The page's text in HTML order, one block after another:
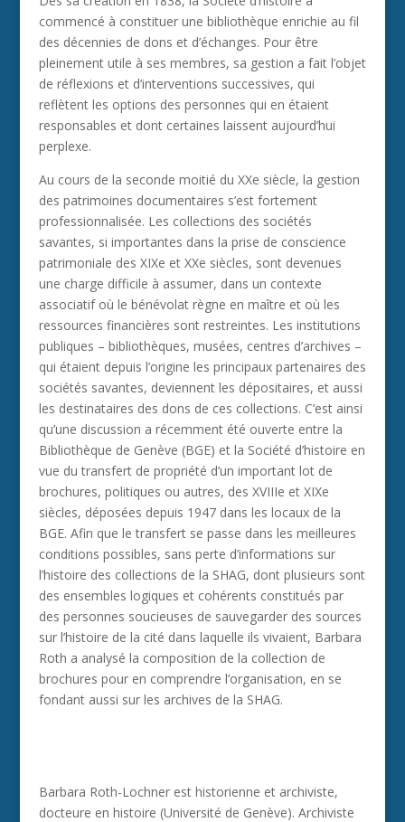
commencé à constituer une bibliothèque enrichie au fil
des décennies de dons et d’échanges. Pour être
pleinement utile à ses membres, sa gestion a fait l’objet
de réflexions et d’interventions successives, qui
reflètent les options des personnes qui en étaient
responsables et dont certaines laissent aujourd’hui
perplexe.
Au cours de la seconde moitié du XXe siècle, la gestion
des patrimoines documentaires s’est fortement
professionnalisée. Les collections des sociétés
savantes, si importantes dans la prise de conscience
patrimoniale des XIXe et XXe siècles, sont devenues
une charge difficile à assumer, dans un contexte
associatif où le bénévolat règne en maître et où les
ressources financières sont restreintes. Les institutions
publiques – bibliothèques, musées, centres d’archives –
qui étaient depuis l’origine les principaux partenaires des
sociétés savantes, deviennent les dépositaires, et aussi
les destinataires des dons de ces collections. C’est ainsi
qu’une discussion a récemment été ouverte entre la
Bibliothèque de Genève (BGE) et la Société d’histoire en
vue du transfert de propriété d’un important lot de
brochures, politiques ou autres, des XVIIIe et XIXe
siècles, déposées depuis 1947 dans les locaux de la
BGE. Afin que le transfert se passe dans les meilleures
conditions possibles, sans perte d’informations sur
l’histoire des collections de la SHAG, dont plusieurs sont
des ensembles logiques et cohérents constitués par
des personnes soucieuses de sauvegarder des sources
sur l’histoire de la cité dans laquelle ils vivaient, Barbara
Roth a analysé la composition de la collection de
brochures pour en comprendre l’organisation, en se
fondant aussi sur les archives de la SHAG.
Barbara Roth-Lochner est historienne et archiviste,
docteure en histoire (Université de Genève). Archiviste